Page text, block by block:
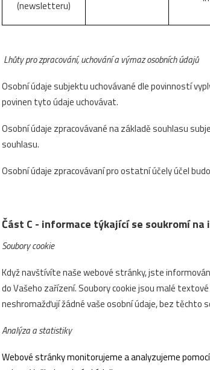
(newsletteru)
Lhůty pro zpracování, uchování a výmaz osobních údajů
Osobní údaje subjektu uchovávané dle povinností
povinen tyto údaje uchovávat.
Osobní údaje zpracovávané na základě souhlasu
souhlasu.
Osobní údaje zpracovávaní pro ostatní účely účel
Část C - informace týkající se soukromí
Soubory cookie
Když navštívíte naše webové stránky, jste
do Vašeho zařízení. Soubory cookie jsou malé
neshromažďují žádné vaše osobní údaje, bez
Analýza a statistiky
Webové stránky monitorujeme a analyzujeme